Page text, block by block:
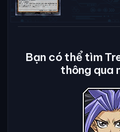
Bạn có thể tìm
thông qua